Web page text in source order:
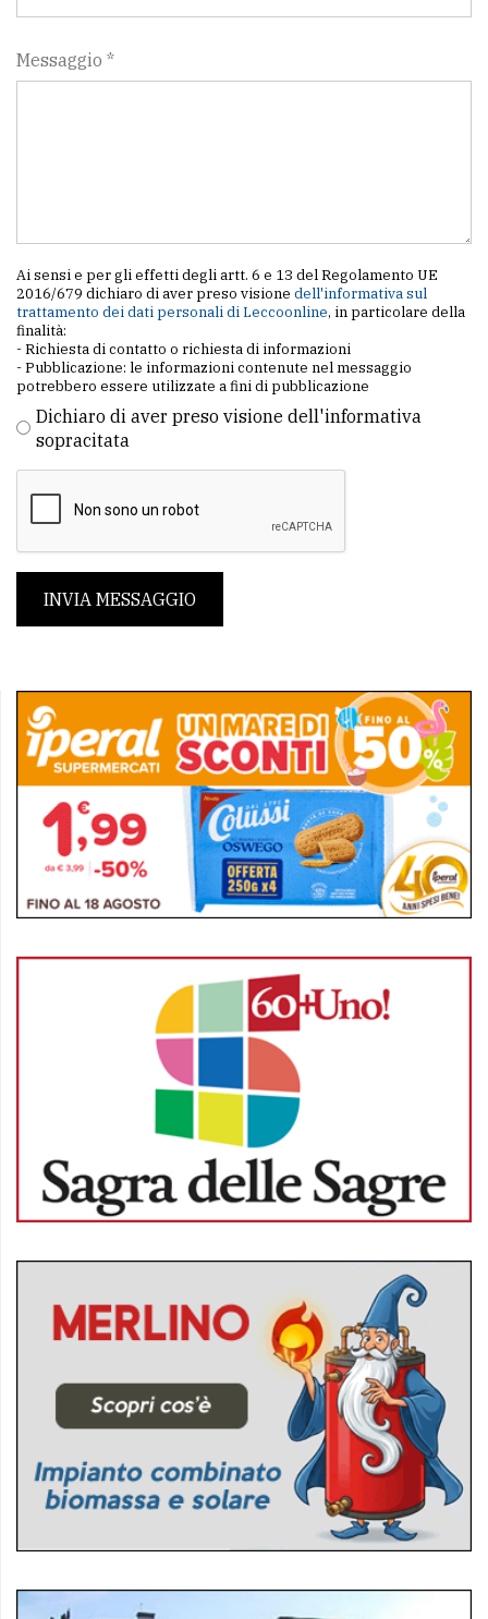
Messaggio *
Ai sensi e per gli effetti degli artt. 6 e 13 del Regolamento UE
2016/679 dichiaro di aver preso visione dell'informativa sul
trattamento dei dati personali di Leccoonline, in particolare della
finalità:
- Richiesta di contatto o richiesta di informazioni
- Pubblicazione: le informazioni contenute nel messaggio
potrebbero essere utilizzate a fini di pubblicazione
Dichiaro di aver preso visione dell'informativa
sopracitata
INVIA MESSAGGIO